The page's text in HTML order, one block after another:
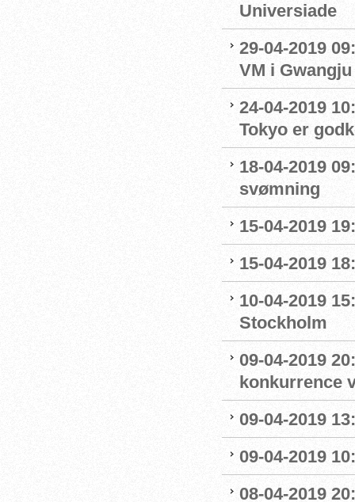
Universiade
29-04-2019
VM i Gwangju
24-04-2019
Tokyo er
18-04-2019
svømning
15-04-2019
15-04-2019
10-04-2019
Stockholm
09-04-2019
konkurrence
09-04-2019
09-04-2019
08-04-2019